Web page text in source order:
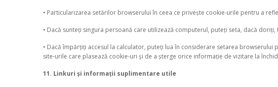
• Particularizarea setărilor browserului în ceea ce privește cookie-urile pentru a
• Dacă sunteți singura persoană care utilizează computerul, puteți seta, dacă
• Dacă împărțiți accesul la calculator, puteți lua în considerare setarea
site-urile care plasează cookie-uri și de a șterge orice informație de vizitare la
11. Linkuri și informații suplimentare utile